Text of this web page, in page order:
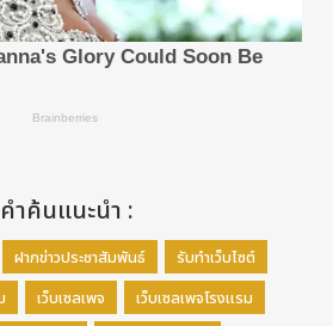
คำค้นแนะนำ :
ฝากข่าวประชาสัมพันธ์
รับทำเว็บไซต์
เว็บเซลเพจ
เว็บเซลเพจโรงแรม